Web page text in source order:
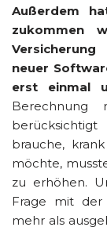
Außerdem
zukommen
neuer
erst einmal
Berechnung
brauche,
möchte,
zu erhöhen.
Frage mit der
mehr als